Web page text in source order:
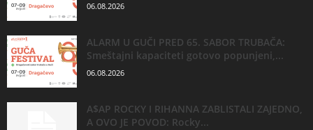
06.08.2026
ALARM U GUČI PRED 65. SABOR TRUBAČA:
Smeštajni kapaciteti gotovo popunjeni,...
06.08.2026
A$AP ROCKY I RIHANNA ZABLISTALI ZAJEDNO,
A OVO JE POVOD: Rocky...